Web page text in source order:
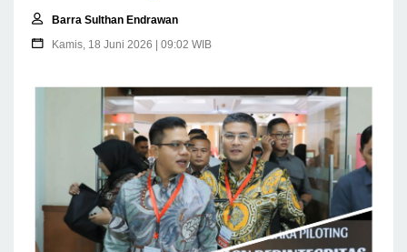
Barra Sulthan Endrawan
Kamis, 18 Juni 2026 | 09:02 WIB